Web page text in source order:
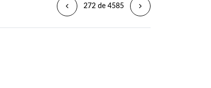
272 de 4585